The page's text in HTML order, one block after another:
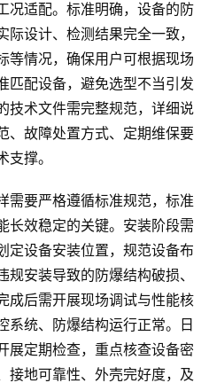
况适配。标准明确，设备的防
设计、检测结果完全一致，
等情况，确保用户可根据现场
匹配设备，避免选型不当引发
技术文件需完整规范，详细说
、故障处置方式、定期维保要
支撑。
需要严格遵循标准规范，标准
长效稳定的关键。安装阶段需
定设备安装位置，规范设备布
安装导致的防爆结构破损、
成后需开展现场调试与性能核
系统、防爆结构运行正常。日
展定期检查，重点核查设备密
接地可靠性、外壳完好度，及